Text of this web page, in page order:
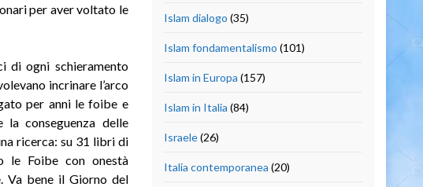
per aver voltato le
di ogni schieramento
incrinare l’arco
per anni le foibe e
conseguenza delle
ricerca: su 31 libri di
le Foibe con onestà
Va bene il Giorno del
Islam dialogo (35)
Islam fondamentalismo (101)
Islam in Europa (157)
Islam in Italia (84)
Israele(26)
Italia contemporanea (20)